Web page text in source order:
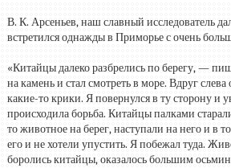
В. К. Арсеньев, наш славный исследователь
встретился однажды в Приморье с очень
«Китайцы далеко разбрелись по берегу, —
на камень и стал смотреть в море. Вдруг слева
какие-то крики. Я повернулся в ту сторону и
происходила борьба. Китайцы палками
то животное на берег, наступали на него и в
его и не хотели упустить. Я побежал туда.
боролись китайцы, оказалось большим